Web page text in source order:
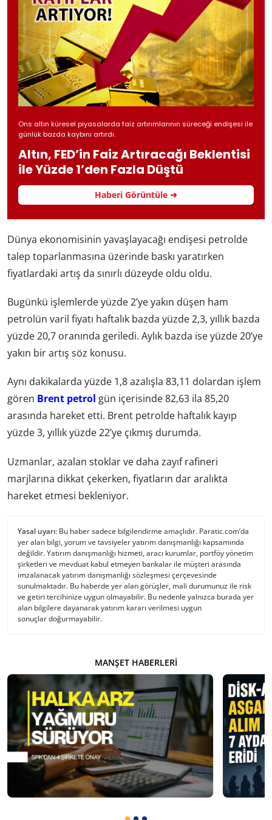
Ons altın küresel piyasalarda faiz artırımlarının süreceği endişesi ile
günlük bazda kaybını artırdı.
Altın, FED’in Faiz Artıracağı Beklentisi
ile Yüzde 1’den Fazla Düştü
Haberi Görüntüle ➜
Dünya ekonomisinin yavaşlayacağı endişesi petrolde
talep toparlanmasına üzerinde baskı yaratırken
fiyatlardaki artış da sınırlı düzeyde oldu oldu.
Bugünkü işlemlerde yüzde 2’ye yakın düşen ham
petrolün varil fiyatı haftalık bazda yüzde 2,3, yıllık bazda
yüzde 20,7 oranında geriledi. Aylık bazda ise yüzde 20’ye
yakın bir artış söz konusu.
Aynı dakikalarda yüzde 1,8 azalışla 83,11 dolardan işlem
gören Brent petrol gün içerisinde 82,63 ila 85,20
arasında hareket etti. Brent petrolde haftalık kayıp
yüzde 3, yıllık yüzde 22’ye çıkmış durumda.
Uzmanlar, azalan stoklar ve daha zayıf rafineri
marjlarına dikkat çekerken, fiyatların dar aralıkta
hareket etmesi bekleniyor.
Yasal uyarı: Bu haber sadece bilgilendirme amaçlıdır. Paratic.com’da
yer alan bilgi, yorum ve tavsiyeler yatırım danışmanlığı kapsamında
değildir. Yatırım danışmanlığı hizmeti, aracı kurumlar, portföy yönetim
şirketleri ve mevduat kabul etmeyen bankalar ile müşteri arasında
imzalanacak yatırım danışmanlığı sözleşmesi çerçevesinde
sunulmaktadır. Bu haberde yer alan görüşler, mali durumunuz ile risk
ve getiri tercihinize uygun olmayabilir. Bu nedenle yalnızca burada yer
alan bilgilere dayanarak yatırım kararı verilmesi uygun
sonuçlar doğurmayabilir.
MANŞET HABERLERI